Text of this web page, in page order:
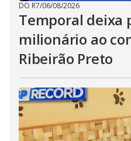
DO R7/06/08/2026
Temporal deixa
milionário ao
Ribeirão Preto